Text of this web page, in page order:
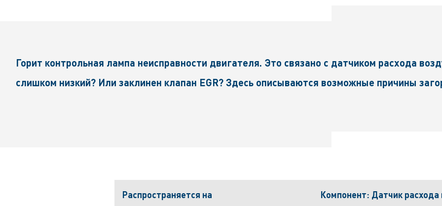
Горит контрольная лампа неисправности двигателя. Это связано с датчиком расхода
слишком низкий? Или заклинен клапан EGR? Здесь описываются возможные причины
Распространяется на Компонент: Датчик расхода